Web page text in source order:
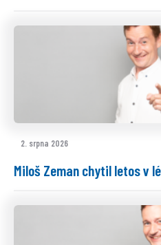
2. srpna 2026
Miloš Zeman chytil letos v